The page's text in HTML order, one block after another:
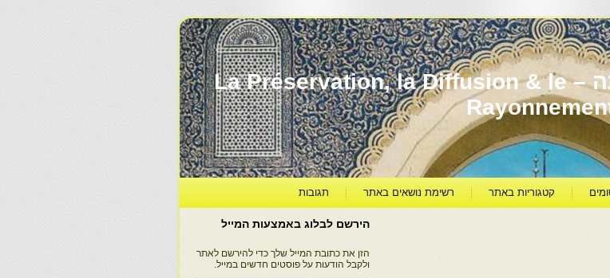
יהדות מרוקו עברה ותרבותה – La Préservation, la Diffusion & le
קטגוריות באתר רשימת נושאים באתר תגובות
הירשם לבלוג באמצעות המייל
הזן את כתובת המייל שלך כדי להירשם לאתר
ולקבל הודעות על פוסטים חדשים במייל.